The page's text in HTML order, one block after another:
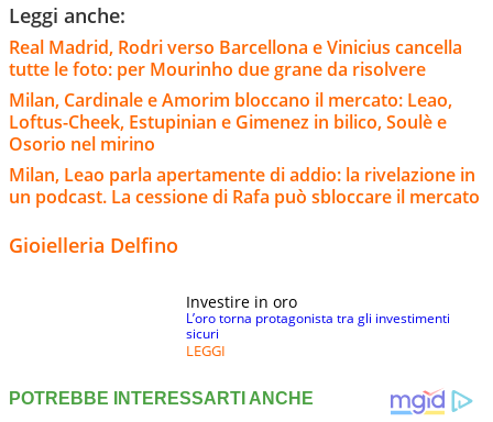
Leggi anche:
Real Madrid, Rodri verso Barcellona e Vinicius cancella
tutte le foto: per Mourinho due grane da risolvere
Milan, Cardinale e Amorim bloccano il mercato: Leao,
Loftus-Cheek, Estupinian e Gimenez in bilico, Soulè e
Osorio nel mirino
Milan, Leao parla apertamente di addio: la rivelazione in
un podcast. La cessione di Rafa può sbloccare il mercato
Gioielleria Delfino
Investire in oro
L’oro torna protagonista tra gli investimenti
sicuri
LEGGI